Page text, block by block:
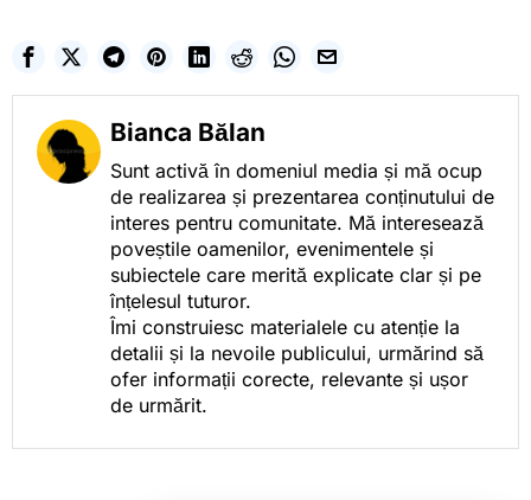
Bianca Bălan
Sunt activă în domeniul media și mă ocup
de realizarea și prezentarea conținutului de
interes pentru comunitate. Mă interesează
poveștile oamenilor, evenimentele și
subiectele care merită explicate clar și pe
înțelesul tuturor.
Îmi construiesc materialele cu atenție la
detalii și la nevoile publicului, urmărind să
ofer informații corecte, relevante și ușor
de urmărit.